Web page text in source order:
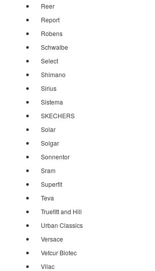
Reer
Report
Robens
Schwalbe
Select
Shimano
Sirius
Sistema
SKECHERS
Solar
Solgar
Sonnentor
Sram
Superfit
Teva
Truefitt and Hill
Urban Classics
Versace
Vetcur Biotec
Vilac